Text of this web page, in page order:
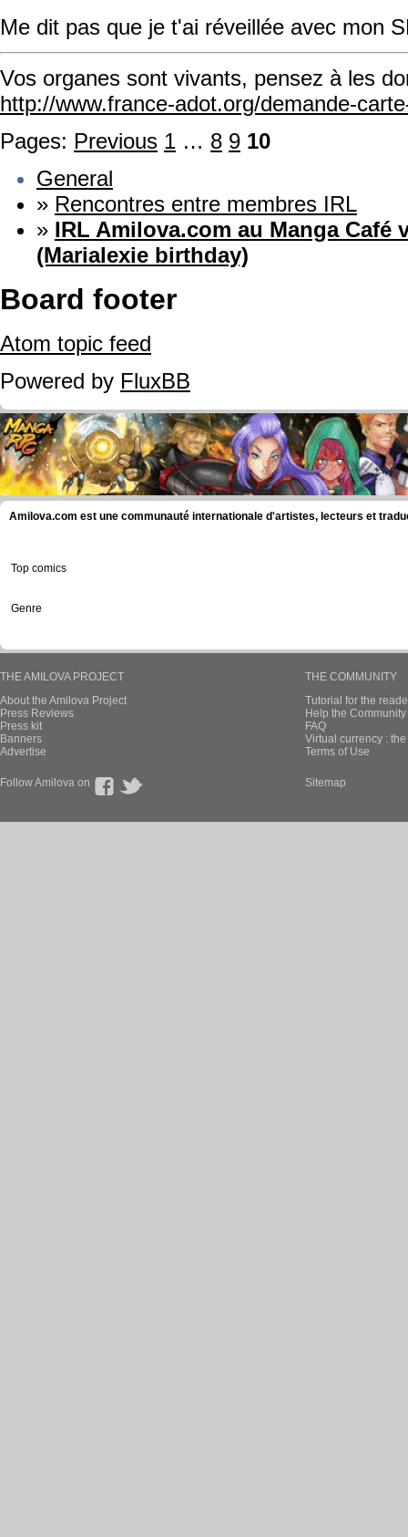
Me dit pas que je t'ai réveillée avec mon
Vos organes sont vivants, pensez à les
http://www.france-adot.org/demande-
Pages: Previous 1 … 8 9 10
General
» Rencontres entre membres IRL
» IRL Amilova.com au Manga Café
(Marialexie birthday)
Board footer
Atom topic feed
Powered by FluxBB
Amilova.com est une communauté internationale d'artistes, lecteurs et
Top comics
Genre
THE AMILOVA PROJECT
About the Amilova Project
Press Reviews
Press kit
Banners
Advertise
THE COMMUNITY
Tutorial for the
Help the
FAQ
Virtual currency :
Terms of Use
Follow Amilova on Sitemap